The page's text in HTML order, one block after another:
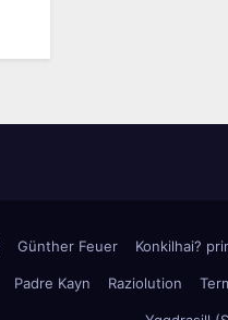
Günther Feuer Konkilhai?
Padre Kayn Raziolution